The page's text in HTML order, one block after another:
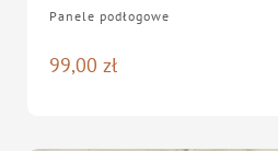
Panele podłogowe
zł
99,00